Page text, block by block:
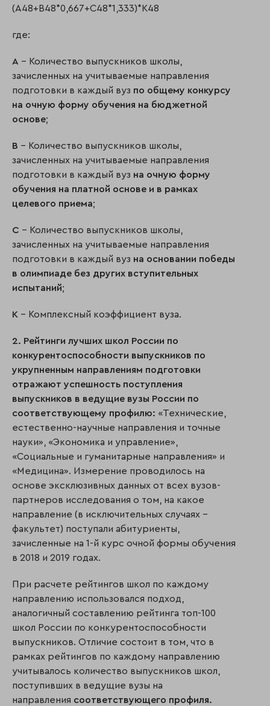
(A48+B48*0,667+C48*1,333)*K48
где:
A – Количество выпускников школы,
зачисленных на учитываемые направления
подготовки в каждый вуз по общему конкурсу
на очную форму обучения на бюджетной
основе;
B – Количество выпускников школы,
зачисленных на учитываемые направления
подготовки в каждый вуз на очную форму
обучения на платной основе и в рамках
целевого приема;
C – Количество выпускников школы,
зачисленных на учитываемые направления
подготовки в каждый вуз на основании победы
в олимпиаде без других вступительных
испытаний;
K – Комплексный коэффициент вуза.
2. Рейтинги лучших школ России по
конкурентоспособности выпускников по
укрупненным направлениям подготовки
отражают успешность поступления
выпускников в ведущие вузы России по
соответствующему профилю: «Технические,
естественно-научные направления и точные
науки», «Экономика и управление»,
«Социальные и гуманитарные направления» и
«Медицина». Измерение проводилось на
основе эксклюзивных данных от всех вузов-
партнеров исследования о том, на какое
направление (в исключительных случаях –
факультет) поступали абитуриенты,
зачисленные на 1-й курс очной формы обучения
в 2018 и 2019 годах.
При расчете рейтингов школ по каждому
направлению использовался подход,
аналогичный составлению рейтинга топ-100
школ России по конкурентоспособности
выпускников. Отличие состоит в том, что в
рамках рейтингов по каждому направлению
учитывалось количество выпускников школ,
поступивших в ведущие вузы на
направления соответствующего профиля.